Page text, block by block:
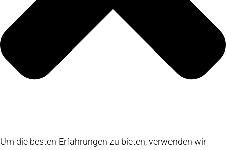
Um die besten Erfahrungen zu bieten, verwenden wir